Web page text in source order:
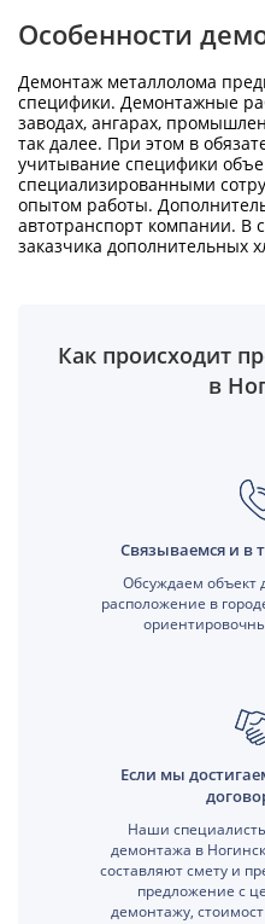
Особенности
Демонтаж металлолома
специфики. Демонтажные
заводах, ангарах,
так далее. При этом в
учитывание специфики
специализированными
опытом работы.
автотранспорт компании. В
заказчика дополнительных
Как происходит
в
Связываемся и в
Обсуждаем объект
расположение в
Если мы
Наши
демонтажа в
составляют смету и
предложение с
демонтажу,